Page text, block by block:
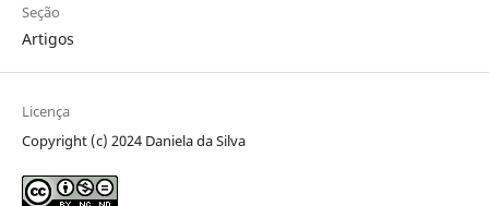
Seção
Artigos
Licença
Copyright (c) 2024 Daniela da Silva